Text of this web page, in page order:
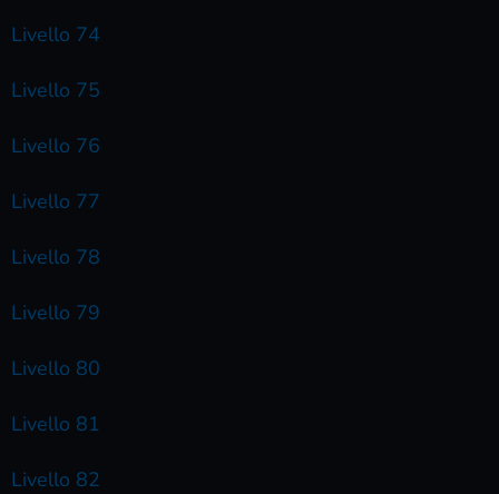
Livello 74
Livello 75
Livello 76
Livello 77
Livello 78
Livello 79
Livello 80
Livello 81
Livello 82